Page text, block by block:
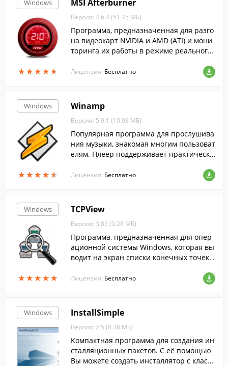
Windows
★★★★★
★★★★★
MSI Afterburner
Версия: 4.6.4 (51.75 МБ)
Программа, предназначенная для разго
на видеокарт NVIDIA и AMD (ATI) и мони
торинга их работы в режиме реального
Лицензия: Бесплатно
Windows
★★★★★
★★★★★
Winamp
Версия: 5.9.1 (10.08 МБ)
Популярная программа для прослушива
ния музыки, знакомая многим пользоват
елям. Плеер поддерживает практически
также понимает видеоформаты.
Лицензия: Бесплатно
Windows
★★★★★
★★★★★
TCPView
Версия: 3.05 (0.28 МБ)
Программа, предназначенная для опер
ационной системы Windows, которая вы
водит на экран списки конечных точек в
й по протоколам TCP и UDP с подробны
Лицензия: Бесплатно
Windows InstallSimple
Версия: 2.5 (0.38 МБ)
Компактная программа для создания ин
сталляционных пакетов. С её помощью
Вы можете создать инсталлятор с класс